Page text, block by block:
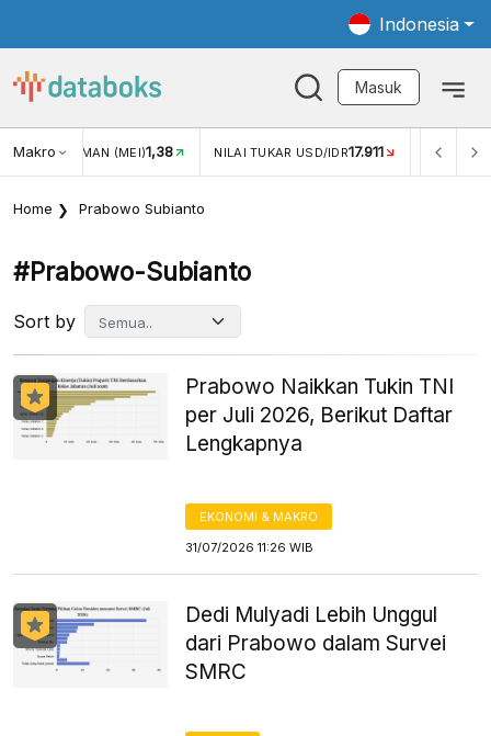
Indonesia
Masuk
Makro
USD/IDR 17.911 INFLASI YOY (JUL) 2,88% INFLASI MOM (JUL)-
Home Prabowo Subianto
#prabowo-Subianto
Sort by
Prabowo Naikkan Tukin TNI
per Juli 2026, Berikut Daftar
Lengkapnya
EKONOMI & MAKRO
31/07/2026 11:26 WIB
Dedi Mulyadi Lebih Unggul
dari Prabowo dalam Survei
SMRC